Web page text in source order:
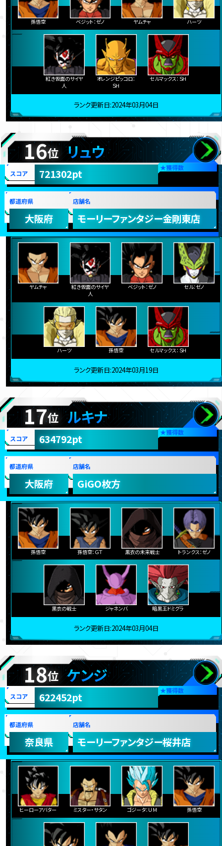
孫悟空 ベジット：ゼノ ヤムチャ ハーツ
紅き仮面のサイヤ
人
オレンジピッコロ：
ＳＨ
セルマックス：ＳＨ
ランク更新日:2024年03月04日
16位 リュウ
★獲得数
スコア 721302pt
都道府県
大阪府
店舗名
モーリーファンタジー金剛東店
ヤムチャ
紅き仮面のサイヤ
人
ベジット：ゼノ セル：ゼノ
ハーツ 孫悟空 セルマックス：ＳＨ
ランク更新日:2024年03月19日
17位 ルキナ
★獲得数
スコア 634792pt
都道府県
大阪府
店舗名
GiGO枚方
孫悟空 孫悟空：ＧＴ 黒衣の未来戦士 トランクス：ゼノ
黒衣の戦士 ジャネンバ 暗黒王ドミグラ
ランク更新日:2024年03月04日
18位 ケンジ
★獲得数
スコア 622452pt
都道府県
奈良県
店舗名
モーリーファンタジー桜井店
ヒーローアバター ミスター・サタン ゴジータ：ＵＭ 孫悟空